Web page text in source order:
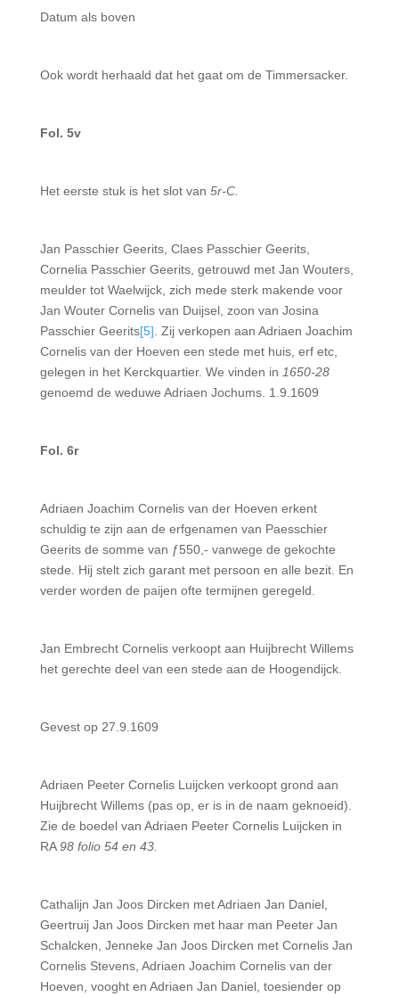
Datum als boven
Ook wordt herhaald dat het gaat om de Timmersacker.
Fol. 5v
Het eerste stuk is het slot van 5r-C.
Jan Passchier Geerits, Claes Passchier Geerits,
Cornelia Passchier Geerits, getrouwd met Jan Wouters,
meulder tot Waelwijck, zich mede sterk makende voor
Jan Wouter Cornelis van Duijsel, zoon van Josina
Passchier Geerits[5] . Zij verkopen aan Adriaen Joachim
Cornelis van der Hoeven een stede met huis, erf etc,
gelegen in het Kerckquartier. We vinden in 1650-28
genoemd de weduwe Adriaen Jochums. 1.9.1609
Fol. 6r
Adriaen Joachim Cornelis van der Hoeven erkent
schuldig te zijn aan de erfgenamen van Paesschier
Geerits de somme van ƒ550,- vanwege de gekochte
stede. Hij stelt zich garant met persoon en alle bezit. En
verder worden de paijen ofte termijnen geregeld.
Jan Embrecht Cornelis verkoopt aan Huijbrecht Willems
het gerechte deel van een stede aan de Hoogen­dijck.
Gevest op 27.9.1609
Adriaen Peeter Cornelis Luijcken verkoopt grond aan
Huijbrecht Willems (pas op, er is in de naam ge­knoeid).
Zie de boedel van Adriaen Peeter Cornelis Luijcken in
RA98 folio 54 en 43.
Cathalijn Jan Joos Dircken met Adriaen Jan Daniel,
Geertruij Jan Joos Dircken met haar man Peeter Jan
Schalcken, Jenneke Jan Joos Dircken met Cornelis Jan
Cornelis Stevens, Adriaen Joachim Cornelis van der
Hoeven, vooght en Adriaen Jan Daniel, toesiender op